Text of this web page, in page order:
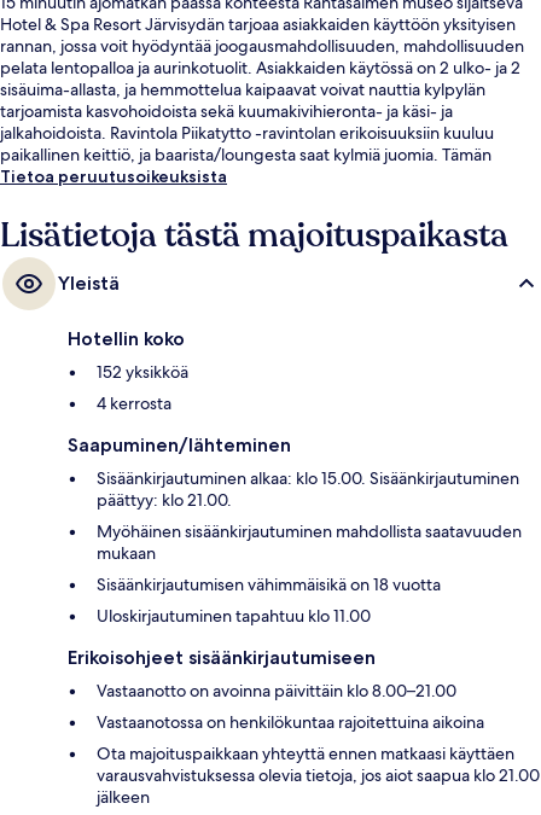
Hotel & Spa Resort Järvisydän tarjoaa asiakkaiden käyttöön yksityisen
rannan, jossa voit hyödyntää joogausmahdollisuuden, mahdollisuuden
pelata lentopalloa ja aurinkotuolit. Asiakkaiden käytössä on 2 ulko- ja 2
sisäuima-allasta, ja hemmottelua kaipaavat voivat nauttia kylpylän
tarjoamista kasvohoidoista sekä kuumakivihieronta- ja käsi- ja
jalkahoidoista. Ravintola Piikatytto -ravintolan erikoisuuksiin kuuluu
paikallinen keittiö, ja baarista/loungesta saat kylmiä juomia. Tämän
luksusluokan lomakeskuksen muihin palveluihin kuuluu satama, allasbaari
Tietoa peruutusoikeuksista
Lisätietoja tästä majoituspaikasta
Yleistä
Hotellin koko
152 yksikköä
4 kerrosta
Saapuminen/lähteminen
Sisäänkirjautuminen alkaa: klo 15.00. Sisäänkirjautuminen
päättyy: klo 21.00.
Myöhäinen sisäänkirjautuminen mahdollista saatavuuden
mukaan
Sisäänkirjautumisen vähimmäisikä on 18 vuotta
Uloskirjautuminen tapahtuu klo 11.00
Erikoisohjeet sisäänkirjautumiseen
Vastaanotto on avoinna päivittäin klo 8.00–21.00
Vastaanotossa on henkilökuntaa rajoitettuina aikoina
Ota majoituspaikkaan yhteyttä ennen matkaasi käyttäen
varausvahvistuksessa olevia tietoja, jos aiot saapua klo 21.00
jälkeen